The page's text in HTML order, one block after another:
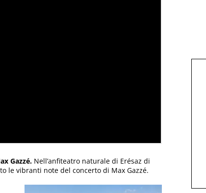
Gazzé. Nell’anfiteatro naturale di Erésaz di
le vibranti note del concerto di Max Gazzé.